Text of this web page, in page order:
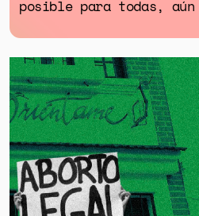
posible para todas,